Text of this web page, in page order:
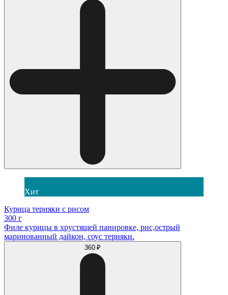
Хит
Курица терияки с рисом
300 г
Филе курицы в хрустящей панировке, рис,острый
маринованный дайкон, соус терияки.
360 ₽